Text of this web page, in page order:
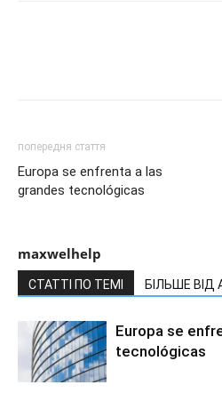
попередня стаття
Europa se enfrenta a las
grandes tecnológicas
maxwelhelp
СТАТТІ ПО ТЕМІ БІЛЬШЕ ВІД
Europa se
tecnológicas